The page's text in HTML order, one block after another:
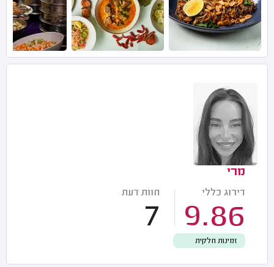
מרי
דירוג כללי
9.86
חוות דעת
7
זמינות חלקית